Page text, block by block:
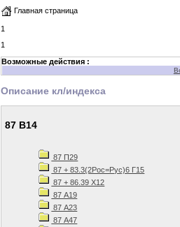
Главная страница
1
1
Возможные действия :
Описание кл/индекса
87 В14
87 П29
87 + 83.3(2Рос=Рус)6 Г15
87 + 86.39 Х12
87 А19
87 А23
87 А47